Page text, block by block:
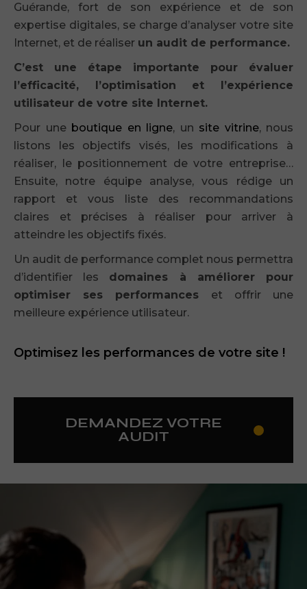
Guérande, fort de son expérience et de son
expertise digitales, se charge d’analyser votre site
Internet, et de réaliser un audit de performance.
C’est une étape importante pour évaluer
l’efficacité, l’optimisation et l’expérience
utilisateur de votre site Internet.
Pour une boutique en ligne, un site vitrine, nous
listons les objectifs visés, les modifications à
réaliser, le positionnement de votre entreprise…
Ensuite, notre équipe analyse, vous rédige un
rapport et vous liste des recommandations
claires et précises à réaliser pour arriver à
atteindre les objectifs fixés.
Un audit de performance complet nous permettra
d’identifier les domaines à améliorer pour
optimiser ses performances et offrir une
meilleure expérience utilisateur.
Optimisez les performances de votre site !
DEMANDEZ VOTRE
AUDIT